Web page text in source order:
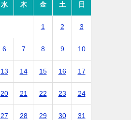
水 木 金 土 日
1 2 3
6 7 8 9 10
13 14 15 16 17
20 21 22 23 24
27 28 29 30 31